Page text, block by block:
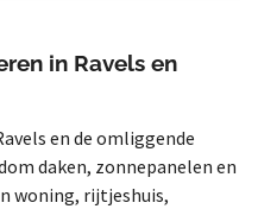
in Ravels en
en de omliggende
daken, zonnepanelen en
woning, rijtjeshuis,